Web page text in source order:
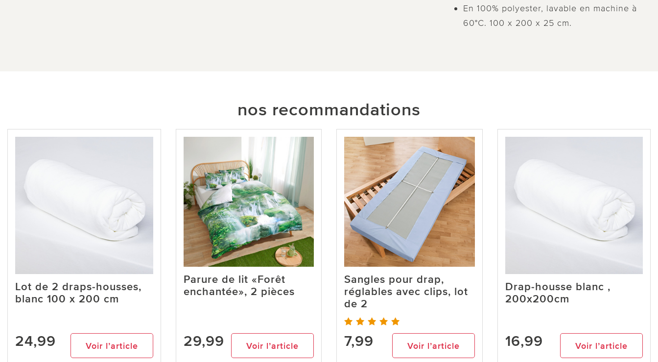
En 100% polyester, lavable en machine à
60°C. 100 x 200 x 25 cm.
nos recommandations
Lot de 2 draps-housses,
blanc 100 x 200 cm
24,99 Voir l’article
Parure de lit «Forêt
enchantée», 2 pièces
29,99 Voir l’article
Sangles pour drap,
réglables avec clips, lot
de 2
7,99 Voir l’article
Drap-housse blanc ,
200x200cm
16,99 Voir l’article